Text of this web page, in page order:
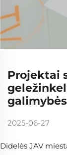
Projektai
2025-06-27
Didelės JAV